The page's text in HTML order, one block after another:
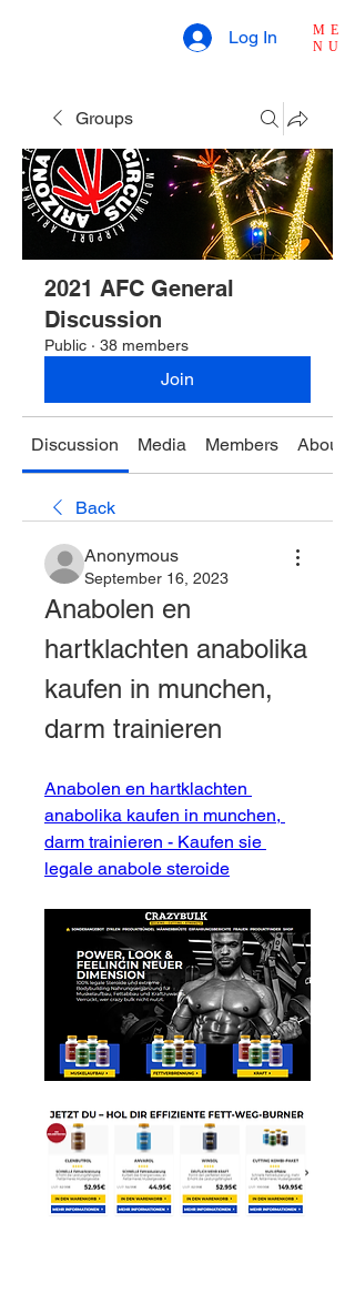
ME
NU
Log In
Groups
2021 AFC General
Discussion
Public · 38 members
Join
Discussion Media Members About
Back
Anonymous
September 16, 2023
Anabolen en
hartklachten anabolika
kaufen in munchen,
darm trainieren
Anabolen en hartklachten
anabolika kaufen in munchen,
darm trainieren - Kaufen sie
legale anabole steroide